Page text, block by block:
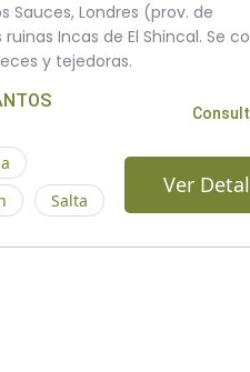
Sauces, Londres (prov. de
Incas de El Shincal. Se
y tejedoras.
Salta
Ver